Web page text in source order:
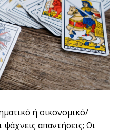
ή οικονομικό/
ψάχνεις απαντήσεις; Οι